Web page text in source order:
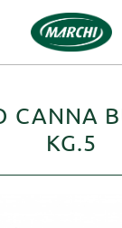
CANNA
KG.5